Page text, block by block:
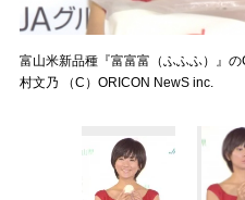
富山米新品種『富富富（ふふふ）』
村文乃 （C）ORICON NewS inc.